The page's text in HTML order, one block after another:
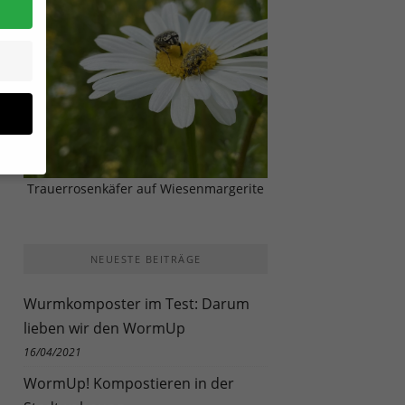
Trauerrosenkäfer auf Wiesenmargerite
NEUESTE BEITRÄGE
Wurmkomposter im Test: Darum
lieben wir den WormUp
16/04/2021
WormUp! Kompostieren in der
die